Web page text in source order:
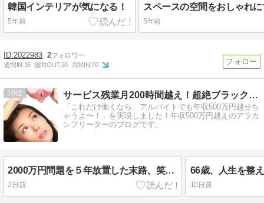
韓国インテリアが気になる！
5年前 5年前
2022983 2
週間IN:15 週間OUT:20 月間IN:70
10 サービス残業月200時間越え！超絶ブラックからのリアル脱出！
「これだけ働くなら、アルバイトでも年収500万円越せち
ゃうよ〜！」を実現しました！年収500万円越えのアラカ
ンフリーターのブログです。
2000万円問題を５年放置した末路、笑えました
2日前
66歳、人生を整
10日前